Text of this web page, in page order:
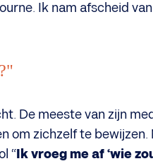
Ik nam afscheid
De meeste van zijn
om zichzelf te
“ Ik vroeg me af ‘wie